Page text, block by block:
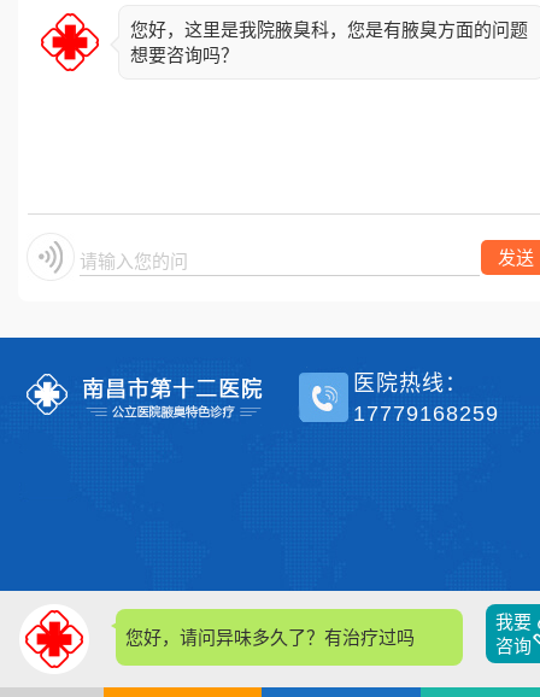
您好，这里是我院腋臭科，您是有腋臭方面的问题
想要咨询吗？
请输入您的问题 发送
您好，请问异味多久了？有治疗过吗？
我要
咨询
医院热线：
17779168259